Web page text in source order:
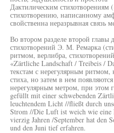
Дактилическим стихотворениям
стихотворению, написанному
свойственна неразрывная связь
Во втором разделе второй главы
стихотворений Э. М. Ремарка
ритмом, верлибра,
«Zärtliche Landschaft / Treibeis /
текстам с нерегулярным ритмом,
стиха, но затем в нем
нерегулярным метром, при этом
gefüllt mit einer schwebenden
leuchtendem Licht //fließt durch
Strom //Die Luft ist weich wie eine
vierzig Jahren /September hat den
und den Juni tief erfahren.